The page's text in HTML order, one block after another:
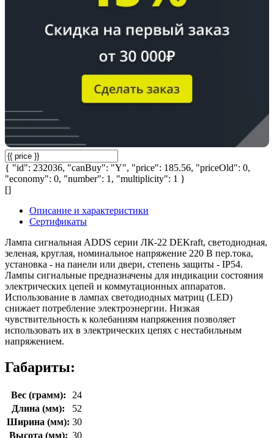
{ "id": 232036, "canBuy": "Y", "price": 185.56, "priceOld": 0,
"economy": 0, "number": 1, "multiplicity": 1 }
[]
Описание и характеристики
Сертификаты
Лампа сигнальная ADDS серии ЛК-22 DEKraft, светодиодная,
зеленая, круглая, номинальное напряжение 220 В пер.тока,
установка - на панели или двери, степень защиты - IP54.
Лампы сигнальные предназначены для индикации состояния
электрических цепей и коммутационных аппаратов.
Использование в лампах светодиодных матриц (LED)
снижает потребление электроэнергии. Низкая
чувствительность к колебаниям напряжения позволяет
использовать их в электрических цепях с нестабильным
напряжением.
Габариты:
Вес (грамм):
24
Длина (мм):
52
Ширина (мм): 30
Высота (мм): 30